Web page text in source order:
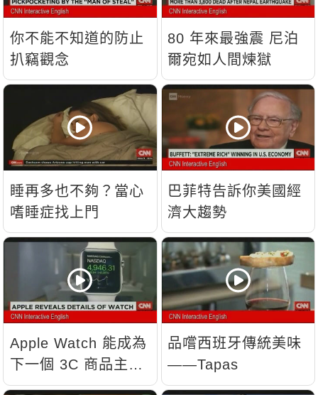
你不能不知道的防止
扒竊觀念
80 年來最強震 尼泊
爾宛如人間煉獄
睡再多也不夠？當心
嗜睡症找上門
巴菲特告訴你美國經
濟大趨勢
Apple Watch 能成為
下一個 3C 商品主
流？
品嚐西班牙傳統美味
——Tapas